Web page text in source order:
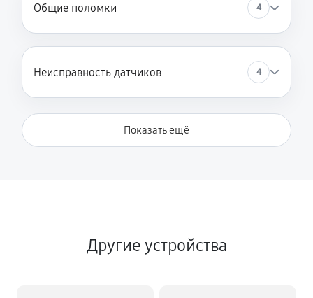
Общие поломки 4
Неисправность датчиков 4
Показать ещё
Другие устройства